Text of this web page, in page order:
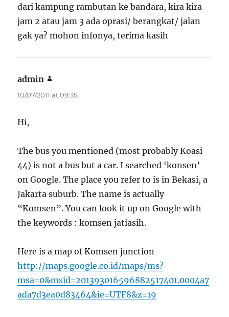
dari kampung rambutan ke bandara, kira kira
jam 2 atau jam 3 ada oprasi/ berangkat/ jalan
gak ya? mohon infonya, terima kasih
admin
10/07/2011 at 09:35
Hi,
The bus you mentioned (most probably Koasi
44) is not a bus but a car. I searched ‘konsen’
on Google. The place you refer to is in Bekasi, a
Jakarta suburb. The name is actually
“Komsen”. You can look it up on Google with
the keywords : komsen jatiasih.
Here is a map of Komsen junction
http://maps.google.co.id/maps/ms?
msa=0&msid=201393016596882517401.0004a7
ada7d3ea0d83464&ie=UTF8&z=19